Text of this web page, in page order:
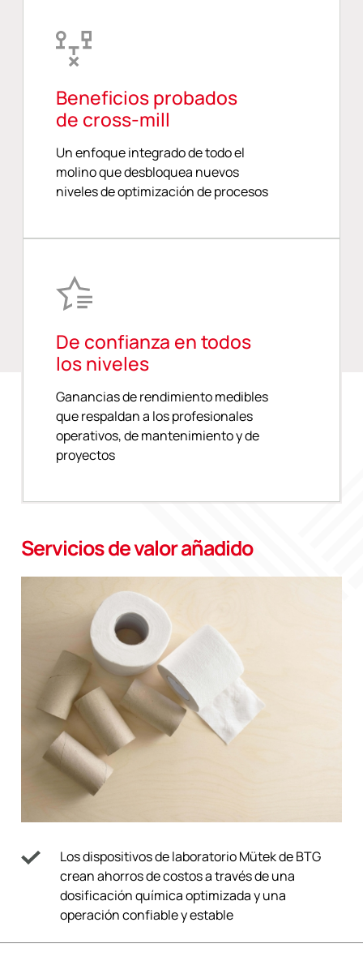
Beneficios probados
de cross-mill
Un enfoque integrado de todo el
molino que desbloquea nuevos
niveles de optimización de procesos
De confianza en todos
los niveles
Ganancias de rendimiento medibles
que respaldan a los profesionales
operativos, de mantenimiento y de
proyectos
Servicios de valor añadido
Los dispositivos de laboratorio Mütek de BTG
crean ahorros de costos a través de una
dosificación química optimizada y una
operación confiable y estable